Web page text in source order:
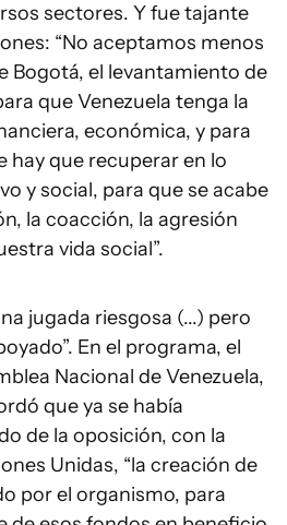
sectores. Y fue tajante
“No aceptamos menos
Bogotá, el levantamiento de
que Venezuela tenga la
económica, y para
hay que recuperar en lo
y social, para que se acabe
la coacción, la agresión
vida social”.
jugada riesgosa (...) pero
En el programa, el
Nacional de Venezuela,
que ya se había
de la oposición, con la
Unidas, “la creación de
por el organismo, para